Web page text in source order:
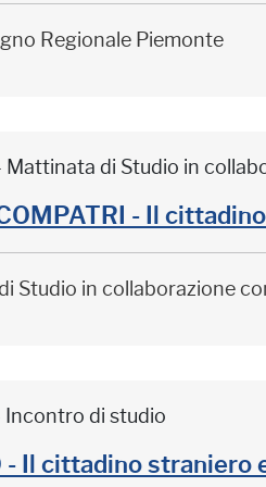
Regionale Piemonte
di Studio in
- Il
Studio in collaborazione
di studio
- Il cittadino straniero